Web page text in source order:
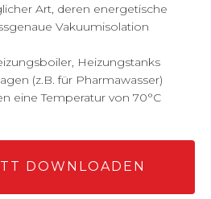
Art, deren energetische
Vakuumisolation
Heizungstanks
(z.B. für Pharmawasser)
eine Temperatur von 70°C
DOWNLOADEN